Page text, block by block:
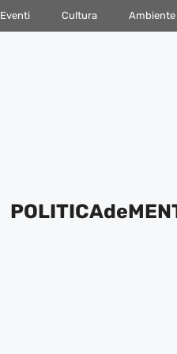
Eventi Cultura Ambiente